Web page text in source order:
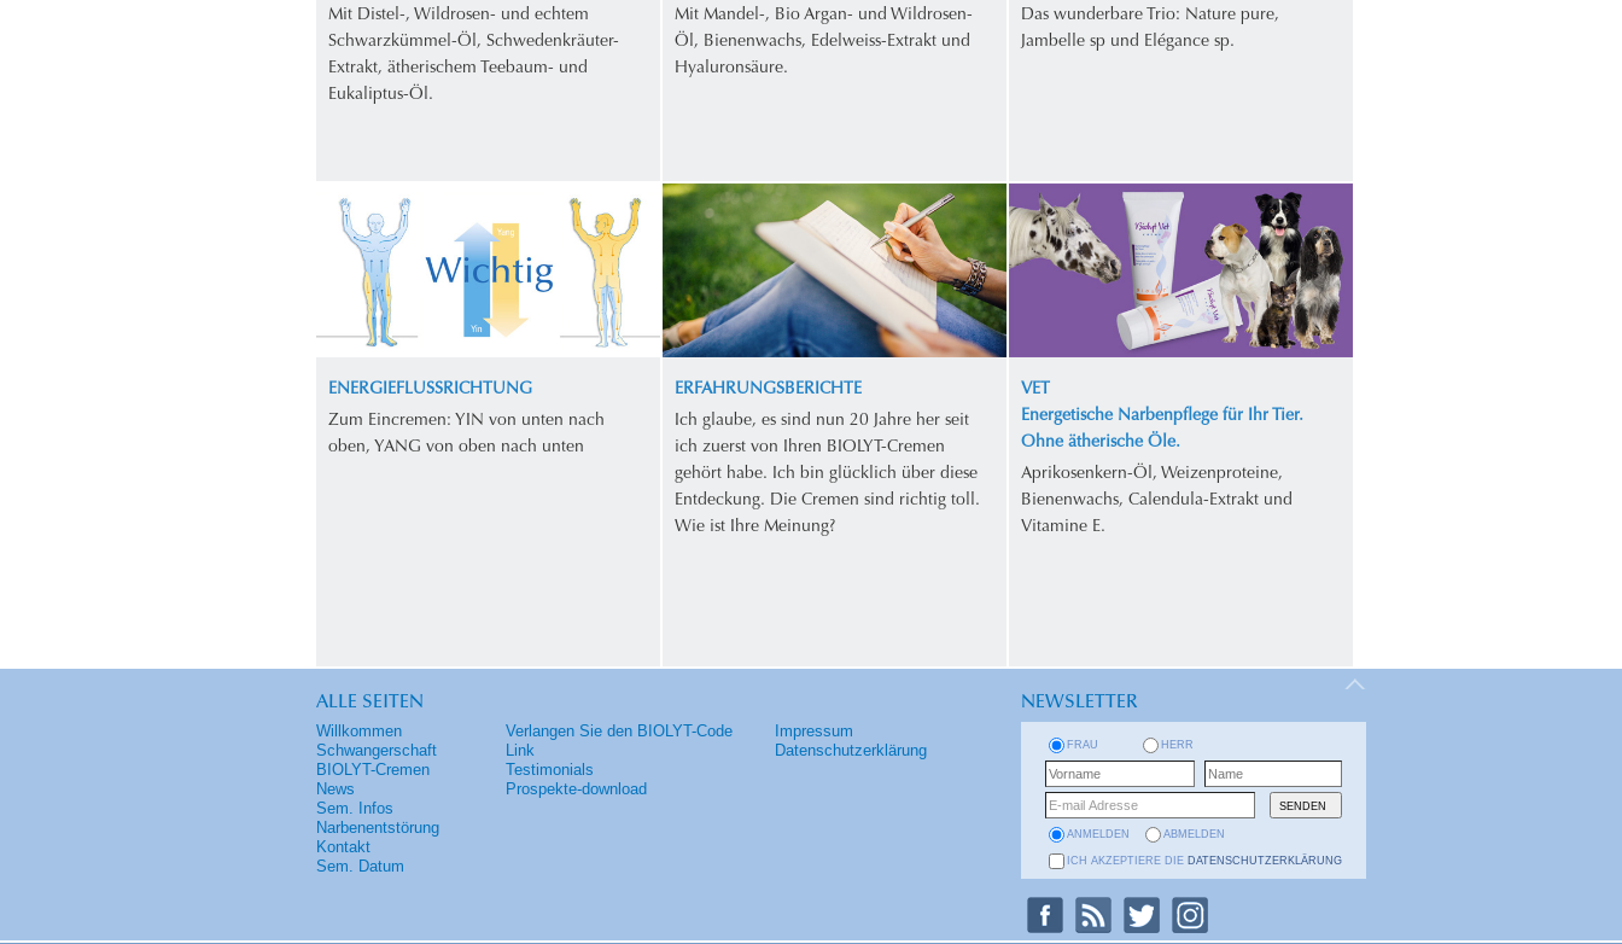
Mit Distel-, Wildrosen- und echtem
Schwarzkümmel-Öl, Schwedenkräuter-
Extrakt, ätherischem Teebaum- und
Eukaliptus-Öl.
Mit Mandel-, Bio Argan- und Wildrosen-
Öl, Bienenwachs, Edelweiss-Extrakt und
Hyaluronsäure.
Das wunderbare Trio: Nature pure,
Jambelle sp und Elégance sp.
ENERGIEFLUSSRICHTUNG
Zum Eincremen: YIN von unten nach
oben, YANG von oben nach unten
ERFAHRUNGSBERICHTE
Ich glaube, es sind nun 20 Jahre her seit
ich zuerst von Ihren BIOLYT-Cremen
gehört habe. Ich bin glücklich über diese
Entdeckung. Die Cremen sind richtig toll.
Wie ist Ihre Meinung?
VET
Energetische Narbenpflege für Ihr Tier.
Ohne ätherische Öle.
Aprikosenkern-Öl, Weizenproteine,
Bienenwachs, Calendula-Extrakt und
Vitamine E.
ALLE SEITEN
Willkommen
Schwangerschaft
BIOLYT-Cremen
News
Sem. Infos
Narbenentstörung
Kontakt
Sem. Datum
Verlangen Sie den BIOLYT-Code
Link
Testimonials
Prospekte-download
Impressum
Datenschutzerklärung
NEWSLETTER
FRAU HERR
ANMELDEN ABMELDEN
ICH AKZEPTIERE DIE DATENSCHUTZERKLÄRUNG